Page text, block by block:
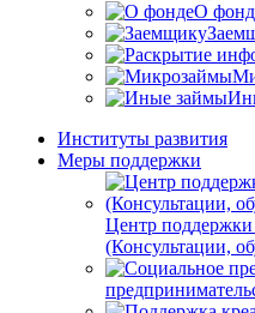
О
Институты развития
Меры поддержки
Центр поддержки
(Консультации,